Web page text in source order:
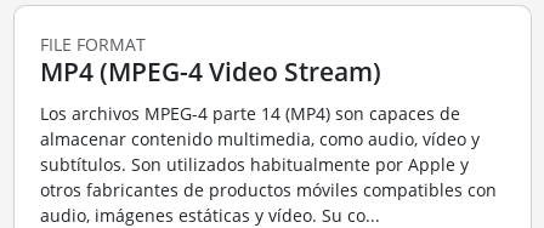
FILE FORMAT
MP4 (MPEG-4 Video Stream)
Los archivos MPEG-4 parte 14 (MP4) son capaces de
almacenar contenido multimedia, como audio, vídeo y
subtítulos. Son utilizados habitualmente por Apple y
otros fabricantes de productos móviles compatibles con
audio, imágenes estáticas y vídeo. Su co...